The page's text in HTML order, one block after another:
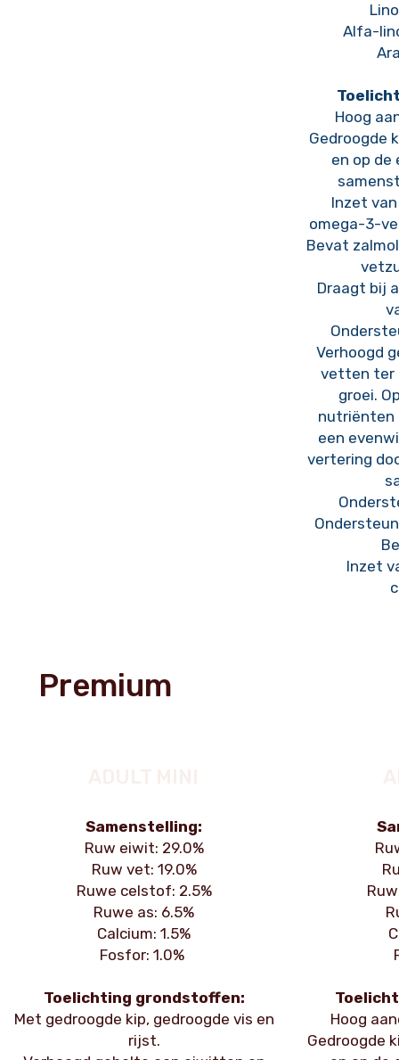
Alfa-
Hoog
Gedroogde
en op de
Inzet
omega-3-
Bevat
Draagt bij
Verhoogd
vetten ter
groei.
nutriënten
een
vertering
Inzet
Premium
Samenstelling:
Ruw eiwit: 29.0%
Ruw vet: 19.0%
Ruwe celstof: 2.5%
Ruwe as: 6.5%
Calcium: 1.5%
Fosfor: 1.0%
Toelichting grondstoffen:
Met gedroogde kip, gedroogde vis en
rijst.
Hoog
Gedroogde